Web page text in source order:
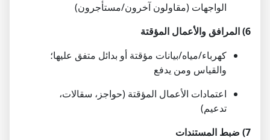
الواجهات (مقاولون آخرون/مستأجرون)
6) المرافق والأعمال المؤقتة
كهرباء/مياه/بيانات مؤقتة أو بدائل متفق عليها؛
والقياس ومن يدفع
اعتمادات الأعمال المؤقتة (حواجز، سقالات،
تدعيم)
7) ضبط المستندات